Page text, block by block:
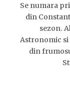
Se numara
din
sezon.
Astronomic
din